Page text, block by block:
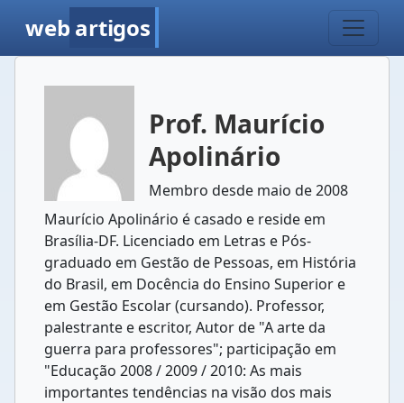
web artigos
Prof. Maurício
Apolinário
Membro desde maio de 2008
Maurício Apolinário é casado e reside em
Brasília-DF. Licenciado em Letras e Pós-
graduado em Gestão de Pessoas, em História
do Brasil, em Docência do Ensino Superior e
em Gestão Escolar (cursando). Professor,
palestrante e escritor, Autor de "A arte da
guerra para professores"; participação em
"Educação 2008 / 2009 / 2010: As mais
importantes tendências na visão dos mais